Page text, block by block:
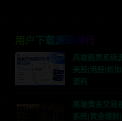
用户下载源码排行
高端股票系统
美股|港股|新
源码
高端黄金交易
系统|黄金理